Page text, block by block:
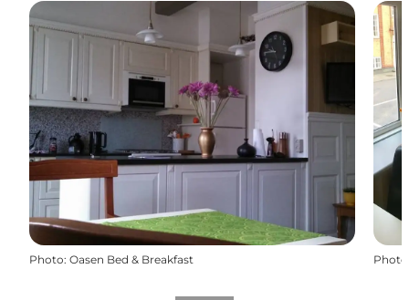
Photo: Oasen Bed & Breakfast Photo